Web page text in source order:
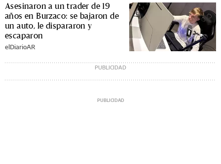
Asesinaron a un trader de 19
años en Burzaco: se bajaron de
un auto, le dispararon y
escaparon
elDiarioAR